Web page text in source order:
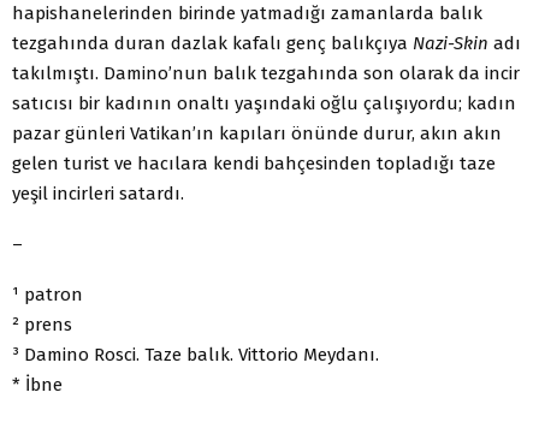
hapishanelerinden birinde yatmadığı zamanlarda balık
tezgahında duran dazlak kafalı genç balıkçıya Nazi-Skin adı
takılmıştı. Damino’nun balık tezgahında son olarak da incir
satıcısı bir kadının onaltı yaşındaki oğlu çalışıyordu; kadın
pazar günleri Vatikan’ın kapıları önünde durur, akın akın
gelen turist ve hacılara kendi bahçesinden topladığı taze
yeşil incirleri satardı.
–
¹ patron
² prens
³ Damino Rosci. Taze balık. Vittorio Meydanı.
* İbne